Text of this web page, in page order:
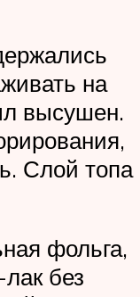
на
высушен.
Слой топа
фольга,
без